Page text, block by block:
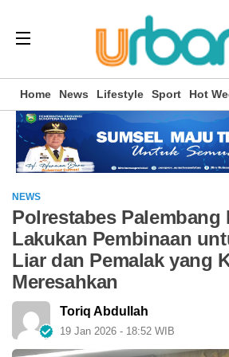
Home News Lifestyle Sport Hot
NEWS
Polrestabes Palembang
Lakukan Pembinaan
Liar dan Pemalak yang
Meresahkan
Toriq Abdullah
19 Jan 2026 - 18:52 WIB